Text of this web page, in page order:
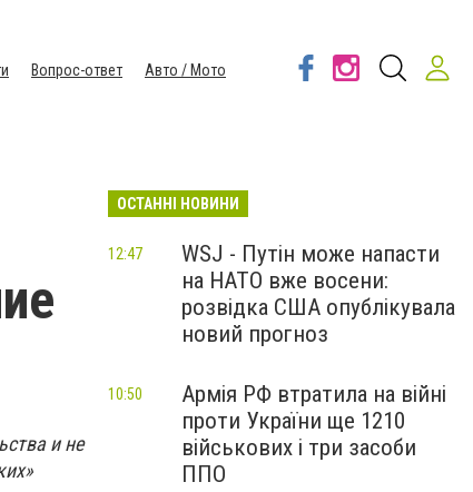
Вопрос-ответ
Авто / Мото
и не
ОСТАННІ НОВИНИ
WSJ - Путін може напасти
на НАТО вже восени:
розвідка США опублікувала
новий прогноз
12:47
Армія РФ втратила на війні
проти України ще 1210
військових і три засоби
ППО
10:50